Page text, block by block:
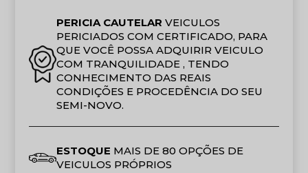
PERICIA CAUTELAR VEICULOS
PERICIADOS COM CERTIFICADO, PARA
QUE VOCÊ POSSA ADQUIRIR VEICULO
COM TRANQUILIDADE , TENDO
CONHECIMENTO DAS REAIS
CONDIÇÕES E PROCEDÊNCIA DO SEU
SEMI-NOVO.
ESTOQUE MAIS DE 80 OPÇÕES DE
VEICULOS PRÓPRIOS